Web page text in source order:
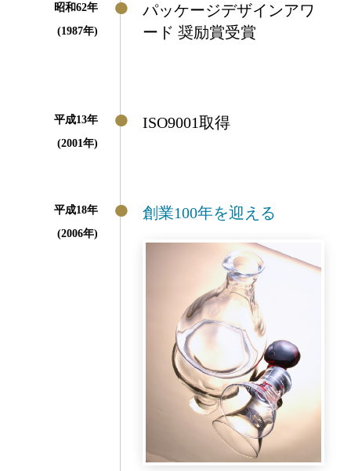
昭和62年
(1987年)
パッケージデザインアワ
ード 奨励賞受賞
平成13年
(2001年)
ISO9001取得
平成18年
(2006年)
創業100年を迎える